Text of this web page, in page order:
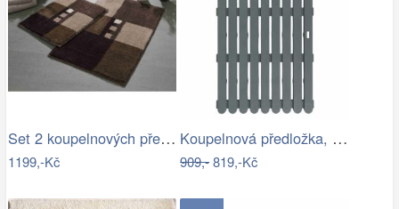
Set 2 koupelnových předložek MERKUR
1199,-Kč
Koupelnová předložka, 50 x 80 cm, šedá,…
909,-819,-Kč